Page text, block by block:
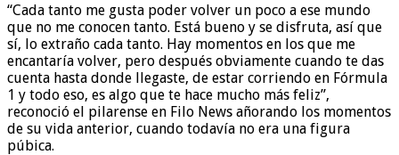
“Cada tanto me gusta poder volver un poco a ese mundo
que no me conocen tanto. Está bueno y se disfruta, así que
sí, lo extraño cada tanto. Hay momentos en los que me
encantaría volver, pero después obviamente cuando te das
cuenta hasta donde llegaste, de estar corriendo en Fórmula
1 y todo eso, es algo que te hace mucho más feliz”,
reconoció el pilarense en Filo News añorando los momentos
de su vida anterior, cuando todavía no era una figura
púbica.